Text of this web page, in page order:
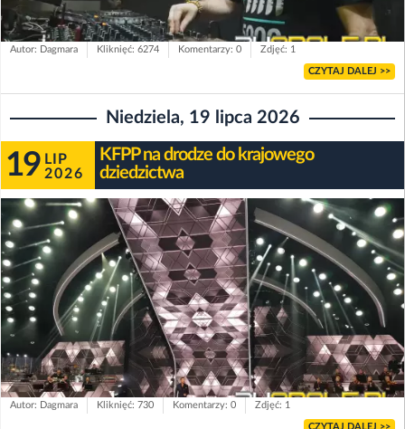
Autor: Dagmara Kliknięć: 6274 Komentarzy: 0 Zdjęć: 1
CZYTAJ DALEJ >>
Niedziela, 19 lipca 2026
19 LIP
2026
KFPP na drodze do krajowego
dziedzictwa
Autor: Dagmara Kliknięć: 730 Komentarzy: 0 Zdjęć: 1
CZYTAJ DALEJ >>